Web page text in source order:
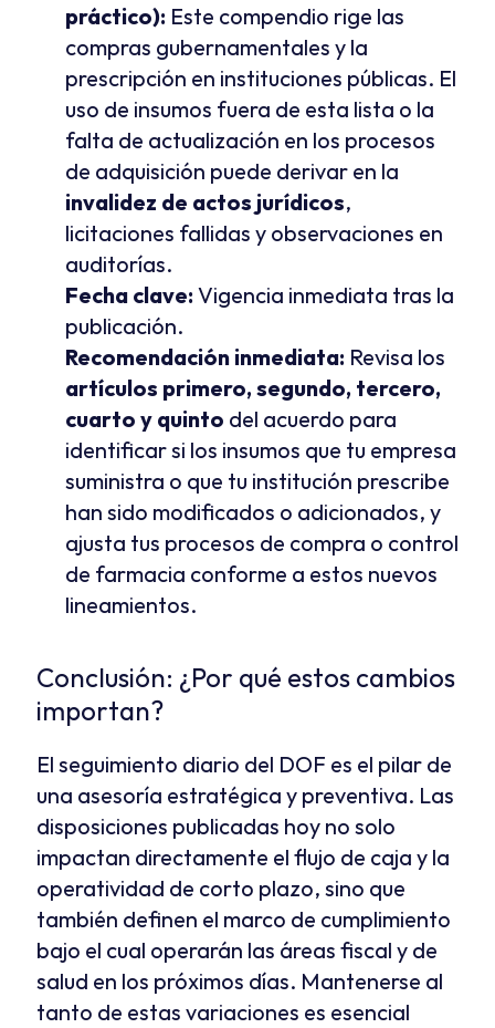
práctico): Este compendio rige las
compras gubernamentales y la
prescripción en instituciones públicas. El
uso de insumos fuera de esta lista o la
falta de actualización en los procesos
invalidez de actos jurídicos,
licitaciones fallidas y observaciones en
auditorías.
Fecha clave: Vigencia inmediata tras la
publicación.
Recomendación inmediata:
artículos primero, segundo, tercero,
cuarto y quinto del acuerdo para
identificar si los insumos que tu empresa
suministra o que tu institución prescribe
han sido modificados o adicionados, y
ajusta tus procesos de compra o control
de farmacia conforme a estos nuevos
lineamientos.
Conclusión: ¿Por qué estos cambios
importan?
El seguimiento diario del DOF es el pilar de
una asesoría estratégica y preventiva. Las
disposiciones publicadas hoy no solo
impactan directamente el flujo de caja y la
operatividad de corto plazo, sino que
también definen el marco de cumplimiento
bajo el cual operarán las áreas fiscal y de
salud en los próximos días. Mantenerse al
tanto de estas variaciones es esencial